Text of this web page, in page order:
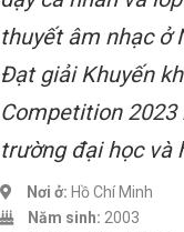
thuyết âm nhạc ở
Đạt giải Khuyến
Competition 2023
trường đại học và
Nơi ở: Hồ Chí Minh
Năm sinh: 2003